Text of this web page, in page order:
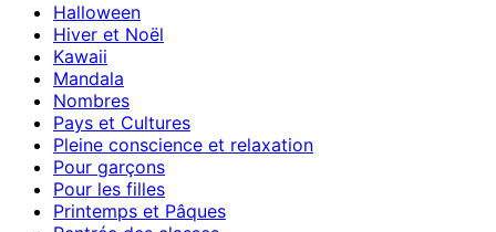
Halloween
Hiver et Noël
Kawaii
Mandala
Nombres
Pays et Cultures
Pleine conscience et relaxation
Pour garçons
Pour les filles
Printemps et Pâques